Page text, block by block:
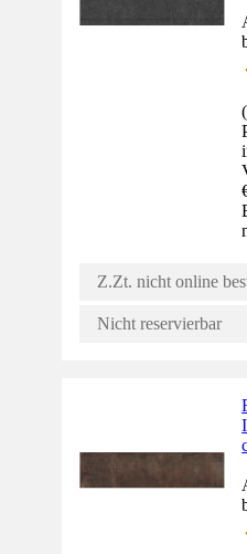
(
Z.Zt. nicht online
Nicht reservierbar